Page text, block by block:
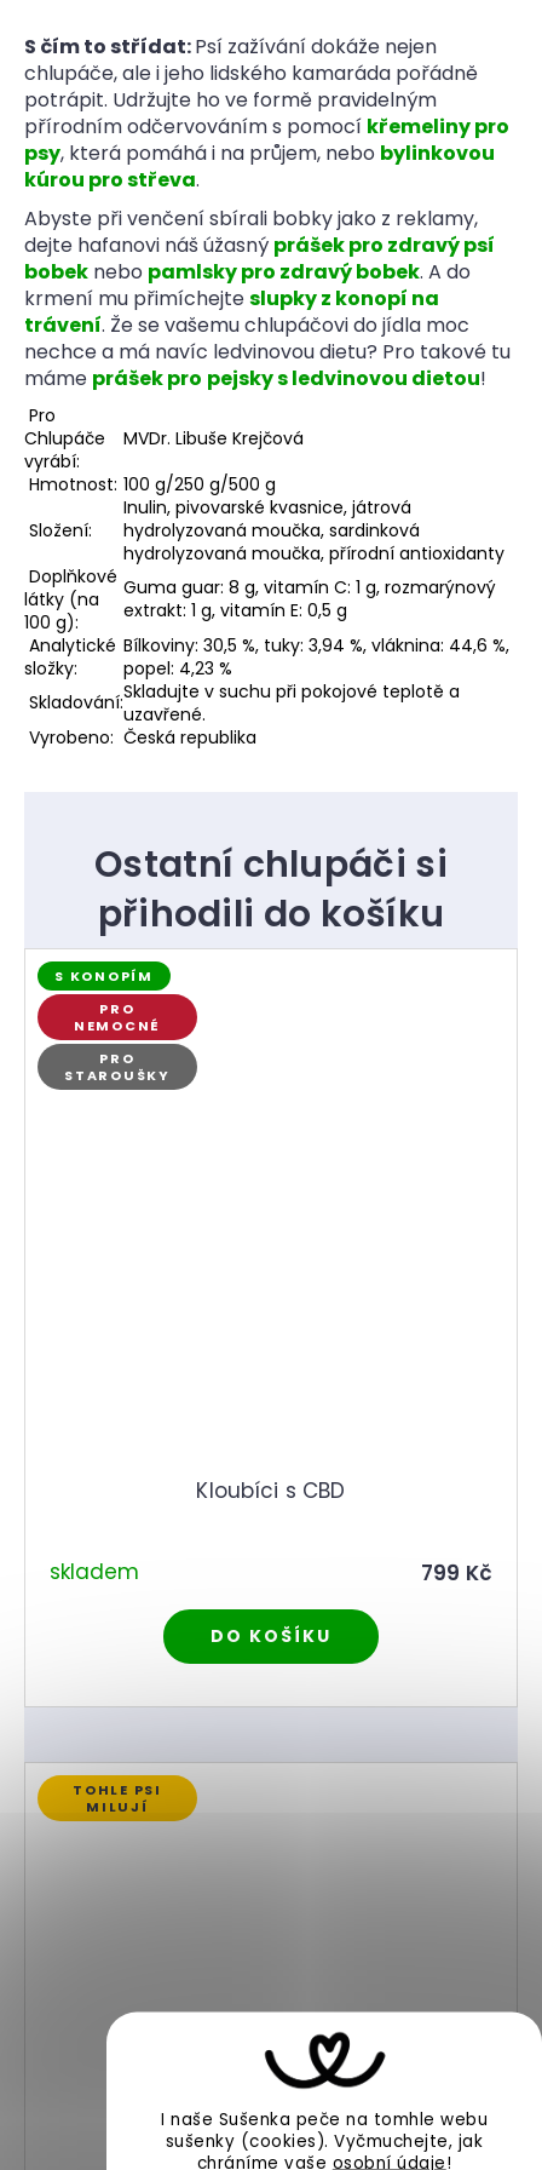
I naše Sušenka peče na tomhle webu
sušenky (cookies).Vyčmuchejte, jak
chráníme vaše osobní údaje!
S čím to střídat:Psí zažívání dokáže nejen
chlupáče, ale i jeho lidského kamaráda pořádně
potrápit. Udržujte ho ve formě pravidelným
přírodním odčervováním s pomocí křemeliny pro
psy, která pomáhá i na průjem, nebo bylinkovou
kúrou pro střeva.
Abyste při venčení sbírali bobky jako z reklamy,
dejte hafanovi náš úžasný prášek pro zdravý psí
bobek nebo pamlsky pro zdravý bobek. A do
krmení mu přimíchejteslupky z konopí na
trávení. Že se vašemu chlupáčovi do jídla moc
nechce a má navíc ledvinovou dietu? Pro takové tu
máme prášek pro pejsky s ledvinovou dietou!
Pro
Chlupáče
vyrábí:
MVDr. Libuše Krejčová
Hmotnost: 100 g/250 g/500 g
Složení:
Inulin, pivovarské kvasnice, játrová
hydrolyzovaná moučka, sardinková
hydrolyzovaná moučka, přírodní antioxidanty
Doplňkové
látky (na
100 g):
Guma guar: 8 g, vitamín C: 1 g, rozmarýnový
extrakt: 1 g, vitamín E: 0,5 g
Analytické
složky:
Bílkoviny: 30,5 %, tuky: 3,94 %, vláknina: 44,6 %,
popel: 4,23 %
Skladování:Skladujte v suchu při pokojové teplotě a
uzavřené.
Vyrobeno: Česká republika
S KONOPÍM
PRO
NEMOCNÉ
PRO
STAROUŠKY
Kloubíci s CBD
skladem 799 Kč
DO KOŠÍKU
TOHLE PSI
MILUJÍ